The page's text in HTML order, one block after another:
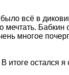
всё в
мечтать.
многое
остался я